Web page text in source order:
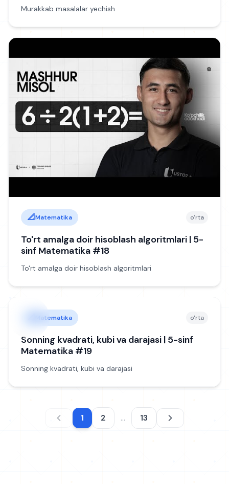
Murakkab masalalar yechish
📐Matematika o'rta
To'rt amalga doir hisoblash algoritmlari | 5-
sinf Matematika #18
To'rt amalga doir hisoblash algoritmlari
Matematika o'rta
Sonning kvadrati, kubi va darajasi | 5-sinf
Matematika #19
Sonning kvadrati, kubi va darajasi
1 2 ... 13